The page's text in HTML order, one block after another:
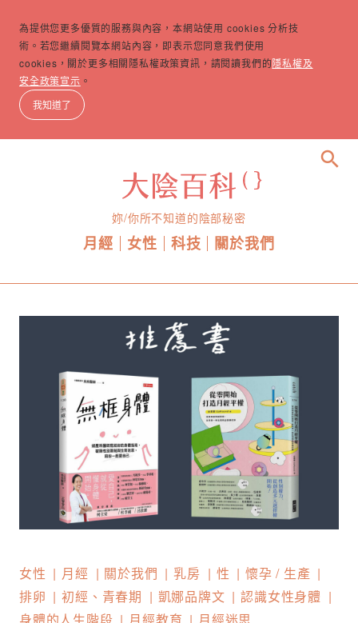
為提供您更多優質的服務與內容，本網站使用 cookies 分析技
術。若您繼續閱覽本網站內容，即表示您同意我們使用
cookies，關於更多相關隱私權政策資訊，請閱讀我們的隱私權及
安全政策宣示 。
我知道了
妳/你所不知道的陰部秘密
月經 女性 科技 關於我們
search
女性 月經 關於我們 乳房 性
懷孕 / 生產
排卵
初經、青春期 凱娜品牌文
認識女性身體